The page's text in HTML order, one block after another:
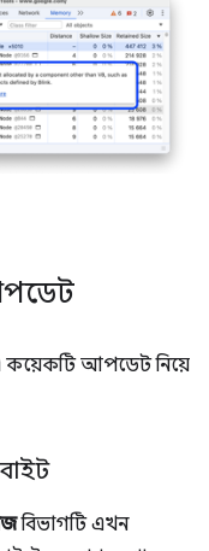
আপডেট নিয়ে
বিভাগটি এখন